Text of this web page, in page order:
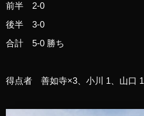
前半 2-0
後半 3-0
合計 5-0 勝ち
得点者 善如寺×3、小川 1、山口 1